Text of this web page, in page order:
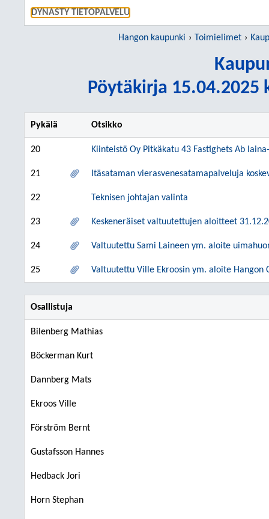
DYNASTY TIETOPALVELU
Hangon kaupunki Toimielimet
Pöytäkirja 15.04.2025
Pykälä Otsikko
20 Kiinteistö Oy Pitkäkatu 43 Fastighets Ab
21 Itäsataman vierasvenesatamapalveluja
22 Teknisen johtajan valinta
23 Keskeneräiset valtuutettujen aloitteet
24 Valtuutettu Sami Laineen ym. aloite
25 Valtuutettu Ville Ekroosin ym. aloite Hangon
Osallistuja
Bilenberg Mathias
Böckerman Kurt
Dannberg Mats
Ekroos Ville
Förström Bernt
Gustafsson Hannes
Hedback Jori
Horn Stephan